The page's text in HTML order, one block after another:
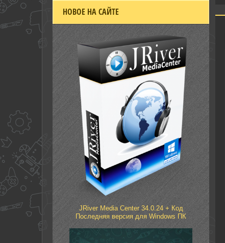
НОВОЕ НА САЙТЕ
JRiver Media Center 34.0.24 + Код
Последняя версия для Windows ПК